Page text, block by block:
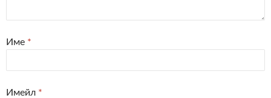
Име *
Имейл *